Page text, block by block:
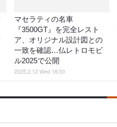
マセラティの名車
『3500GT』を完全レスト
ア、オリジナル設計図との
一致を確認…仏レトロモビ
ル2025で公開
2025.2.12 Wed 18:00